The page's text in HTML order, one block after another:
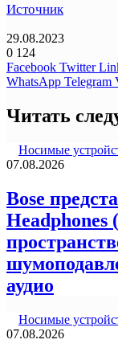
Источник
29.08.2023
0 124
Facebook Twitter
WhatsApp Telegram
Читать
Носимые
07.08.2026
Bose
Headphones
аудио
Носимые
07.08.2026